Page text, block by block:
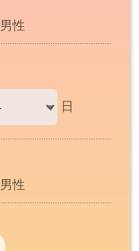
男性
日
男性